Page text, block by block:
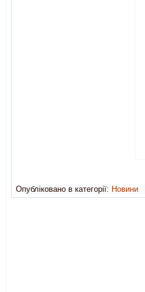
Опубліковано в категорії: Новини